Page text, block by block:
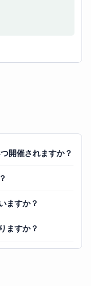
開催されますか？
ますか？
ますか？